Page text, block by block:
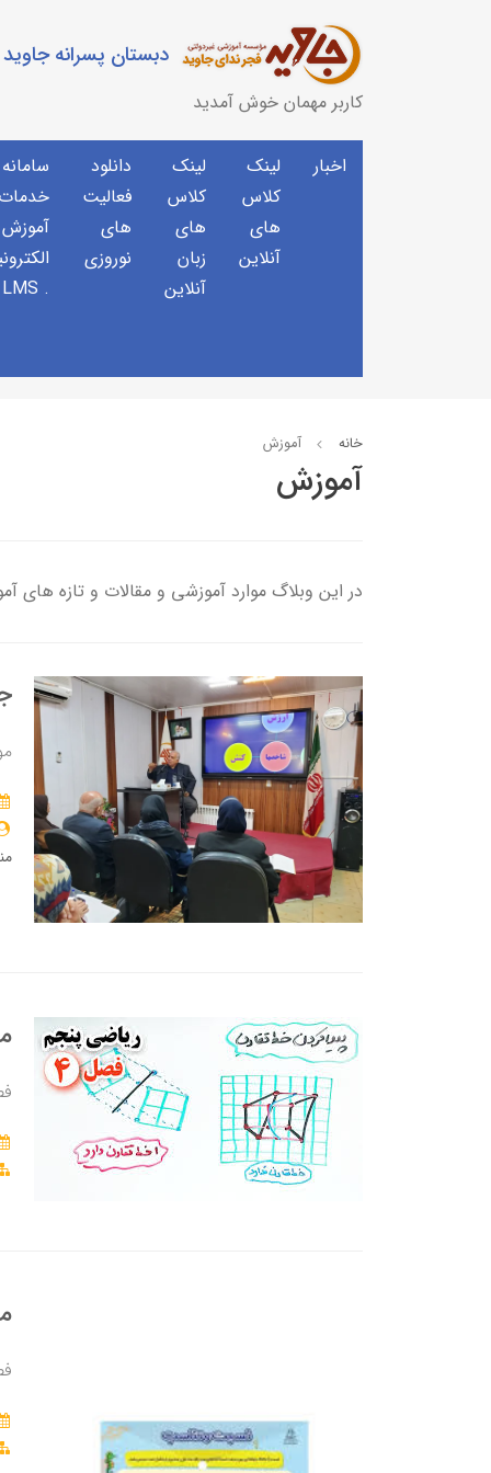
دبستان پسرانه جاوید
کاربر مهمان خوش آمدید
اخبار
لینک
کلاس
های
آنلاین
لینک
کلاس
های
زبان
آنلاین
دانلود
فعالیت
های
نوروزی
سامانه
آموزش
. LMS
خانه آموزش
آموزش
در این وبلاگ موارد آموزشی و مقالات و تازه های